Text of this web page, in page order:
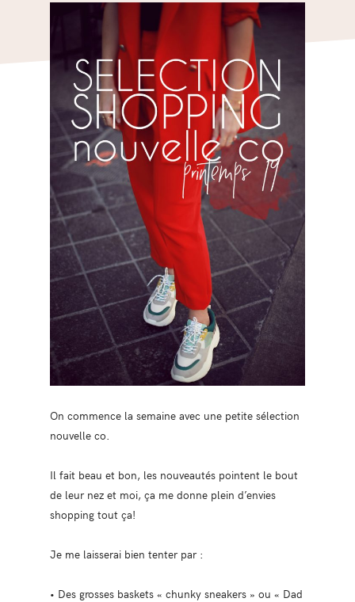
On commence la semaine avec une petite sélection
nouvelle co.
Il fait beau et bon, les nouveautés pointent le bout
de leur nez et moi, ça me donne plein d’envies
shopping tout ça!
Je me laisserai bien tenter par :
• Des grosses baskets « chunky sneakers » ou « Dad